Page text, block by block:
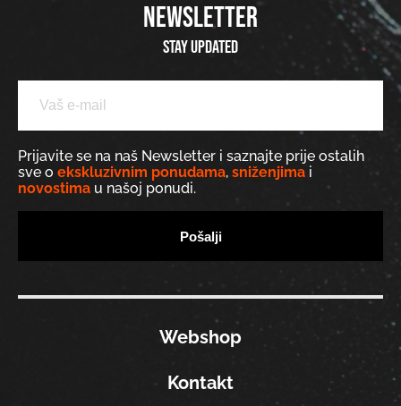
NEWSLETTER
Stay updated
Prijavite se na naš Newsletter i saznajte prije ostalih
sve o ekskluzivnim ponudama, sniženjima i
novostima u našoj ponudi.
Webshop
Kontakt